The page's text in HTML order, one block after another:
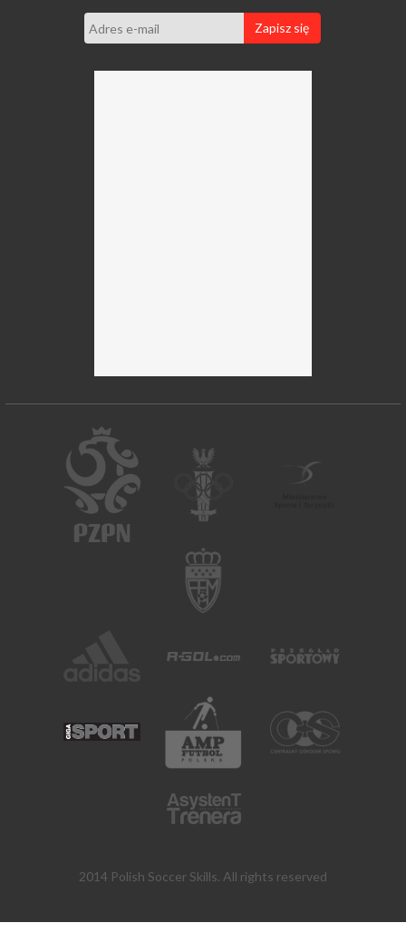
Zapisz się
2014 Polish Soccer Skills. All rights reserved